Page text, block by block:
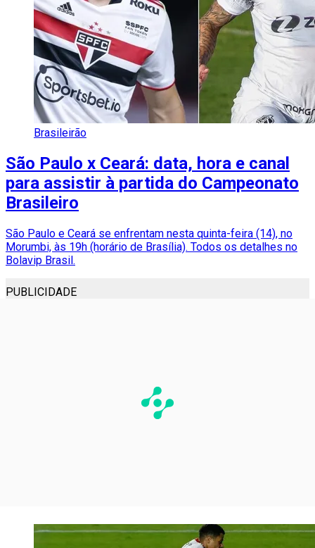
Brasileirão
São Paulo x Ceará: data, hora e canal
para assistir à partida do Campeonato
Brasileiro
São Paulo e Ceará se enfrentam nesta quinta-feira (14), no
Morumbi, às 19h (horário de Brasília). Todos os detalhes no
Bolavip Brasil.
PUBLICIDADE